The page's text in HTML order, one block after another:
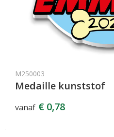
M250003
Medaille kunststof
vanaf € 0,78